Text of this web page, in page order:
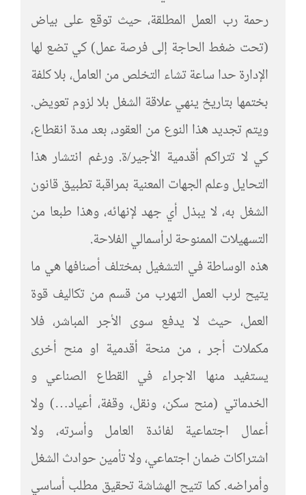
رحمة رب العمل المطلقة، حيث توقع على بياض
(تحت ضغط الحاجة إلى فرصة عمل) كي تضع لها
الإدارة حدا ساعة تشاء التخلص من العامل، بلا كلفة
بختمها بتاريخ ينهي علاقة الشغل بلا لزوم تعويض.
ويتم تجديد هذا النوع من العقود، بعد مدة انقطاع،
كي لا تتراكم أقدمية الأجير/ة. ورغم انتشار هذا
التحايل وعلم الجهات المعنية بمراقبة تطبيق قانون
الشغل به، لا يبذل أي جهد لإنهائه، وهذا طبعا من
التسهيلات الممنوحة لرأسمالي الفلاحة.
هذه الوساطة في التشغيل بمختلف أصنافها هي ما
يتيح لرب العمل التهرب من قسم من تكاليف قوة
العمل، حيث لا يدفع سوى الأجر المباشر، فلا
مكملات أجر ، من منحة أقدمية او منح أخرى
يستفيد منها الاجراء في القطاع الصناعي و
الخدماتي (منح سكن، ونقل، وقفة، أعياد…) ولا
أعمال اجتماعية لفائدة العامل وأسرته، ولا
اشتراكات ضمان اجتماعي، ولا تأمين حوادث الشغل
وأمراضه. كما تتيح الهشاشة تحقيق مطلب أساسي